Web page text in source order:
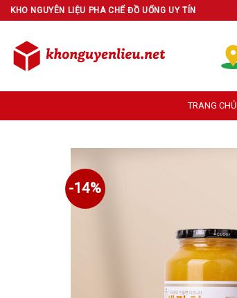
Skip
to
content
KHO NGUYÊN LIỆU PHA CHẾ ĐỒ UỐNG UY TÍN
TRANG CHỦ
-14%